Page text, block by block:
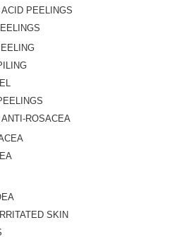
ACID PEELINGS
ROSACEA
SKIN